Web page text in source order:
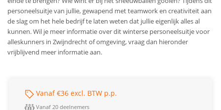
personeelsuitje van jullie, gewapend met teamwork en creativiteit aan
de slag om het hele bedrijf te laten weten dat jullie eigenlijk alles al
kunnen. Wil je meer informatie over dit winterse personeelsuitje voor
alleskunners in Zwijndrecht of omgeving, vraag dan hieronder
vrijblijvend meer informatie aan.
Vanaf €36 excl. BTW p.p.
Vanaf 20 deelnemers